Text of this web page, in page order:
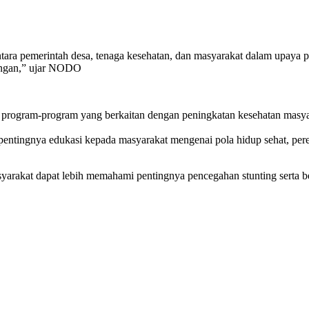
pemerintah desa, tenaga kesehatan, dan masyarakat dalam
ujar NODO
program yang berkaitan dengan peningkatan kesehatan
edukasi kepada masyarakat mengenai pola hidup sehat,
dapat lebih memahami pentingnya pencegahan stunting serta